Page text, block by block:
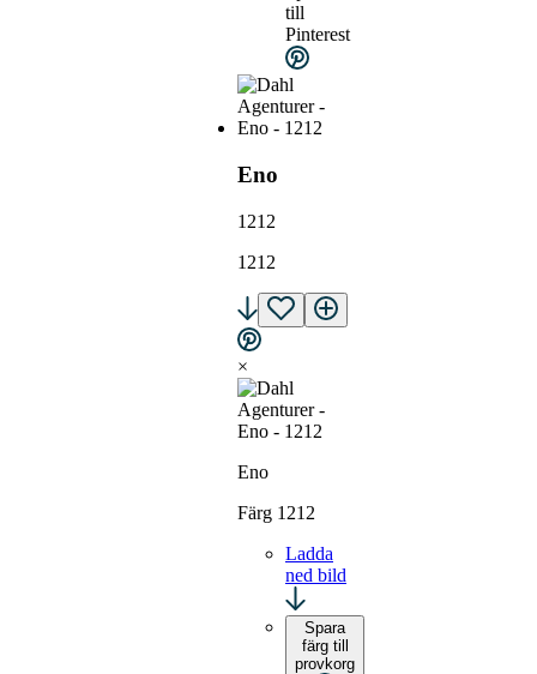
till
Pinterest
Eno
1212
1212
×
Eno
Färg 1212
Ladda
ned bild
Spara
färg till
provkorg